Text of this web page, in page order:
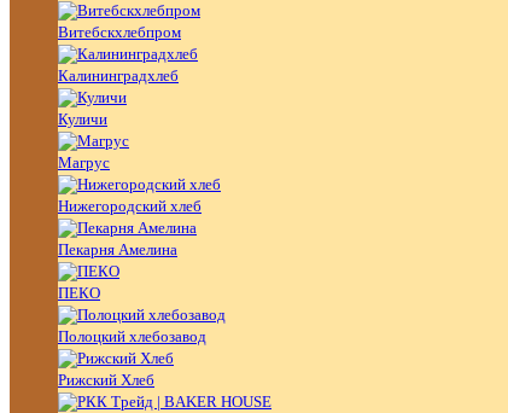
Витебскхлебпром
Калининградхлеб
Куличи
Магрус
Нижегородский хлеб
Пекарня Амелина
ПЕКО
Полоцкий хлебозавод
Рижский Хлеб